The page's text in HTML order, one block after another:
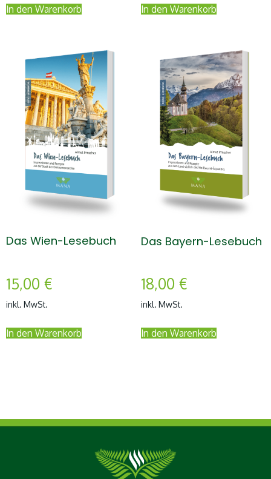
In den Warenkorb In den Warenkorb
Das Wien-Lesebuch
15,00 €
inkl. MwSt.
In den Warenkorb
Das Bayern-Lesebuch
18,00 €
inkl. MwSt.
In den Warenkorb